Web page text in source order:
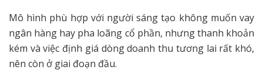
Mô hình phù hợp với người sáng tạo không muốn vay
ngân hàng hay pha loãng cổ phần, nhưng thanh khoản
kém và việc định giá dòng doanh thu tương lai rất khó,
nên còn ở giai đoạn đầu.